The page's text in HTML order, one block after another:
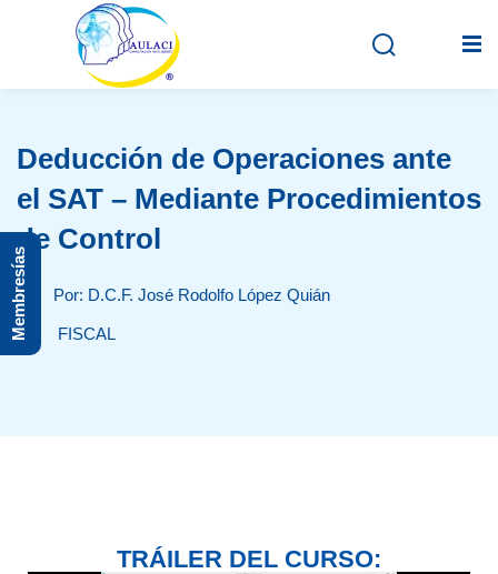
Inicio
En vivo
Deducción de Operaciones ante
el SAT – Mediante Procedimientos
de Control
Por: D.C.F. José Rodolfo López Quián
FISCAL
TRÁILER DEL CURSO:
Membresías